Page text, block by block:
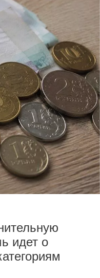
идет о